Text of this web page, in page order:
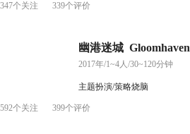
347个关注 339个评价
幽港迷城 Gloomhaven
2017年/1~4人/30~120分钟
主题扮演/策略烧脑
592个关注 399个评价